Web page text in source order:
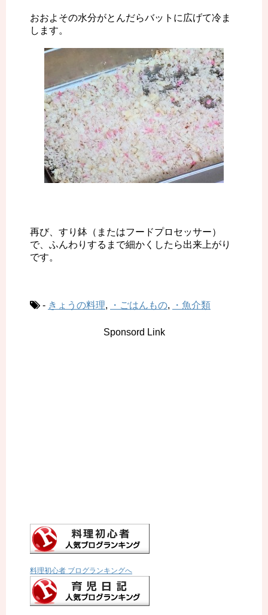
おおよその水分がとんだらバットに広げて冷ま
します。
再び、すり鉢（またはフードプロセッサー）
で、ふんわりするまで細かくしたら出来上がり
です。
- きょうの料理, ・ごはんもの, ・魚介類
Sponsord Link
料理初心者 ブログランキングへ